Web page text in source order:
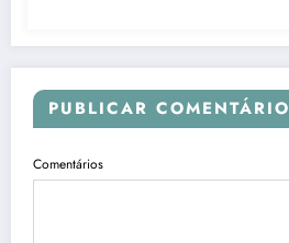
PUBLICAR COMENTÁRIO
Comentários